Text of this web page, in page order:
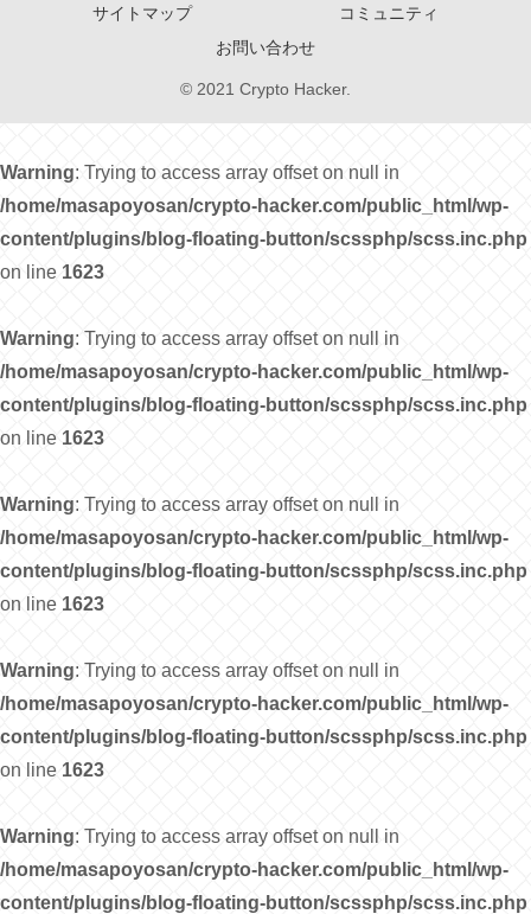
サイトマップ
コミュニティ
お問い合わせ
© 2021 Crypto Hacker.
Warning: Trying to access array offset on null in
/home/masapoyosan/crypto-hacker.com/public_html/wp-
content/plugins/blog-floating-button/scssphp/scss.inc.php
on line 1623
Warning: Trying to access array offset on null in
/home/masapoyosan/crypto-hacker.com/public_html/wp-
content/plugins/blog-floating-button/scssphp/scss.inc.php
on line 1623
Warning: Trying to access array offset on null in
/home/masapoyosan/crypto-hacker.com/public_html/wp-
content/plugins/blog-floating-button/scssphp/scss.inc.php
on line 1623
Warning: Trying to access array offset on null in
/home/masapoyosan/crypto-hacker.com/public_html/wp-
content/plugins/blog-floating-button/scssphp/scss.inc.php
on line 1623
Warning: Trying to access array offset on null in
/home/masapoyosan/crypto-hacker.com/public_html/wp-
content/plugins/blog-floating-button/scssphp/scss.inc.php